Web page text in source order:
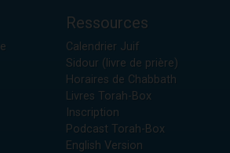
Ressources
Calendrier Juif
Sidour (livre de prière)
Horaires de Chabbath
Livres Torah-Box
Inscription
Podcast Torah-Box
English Version